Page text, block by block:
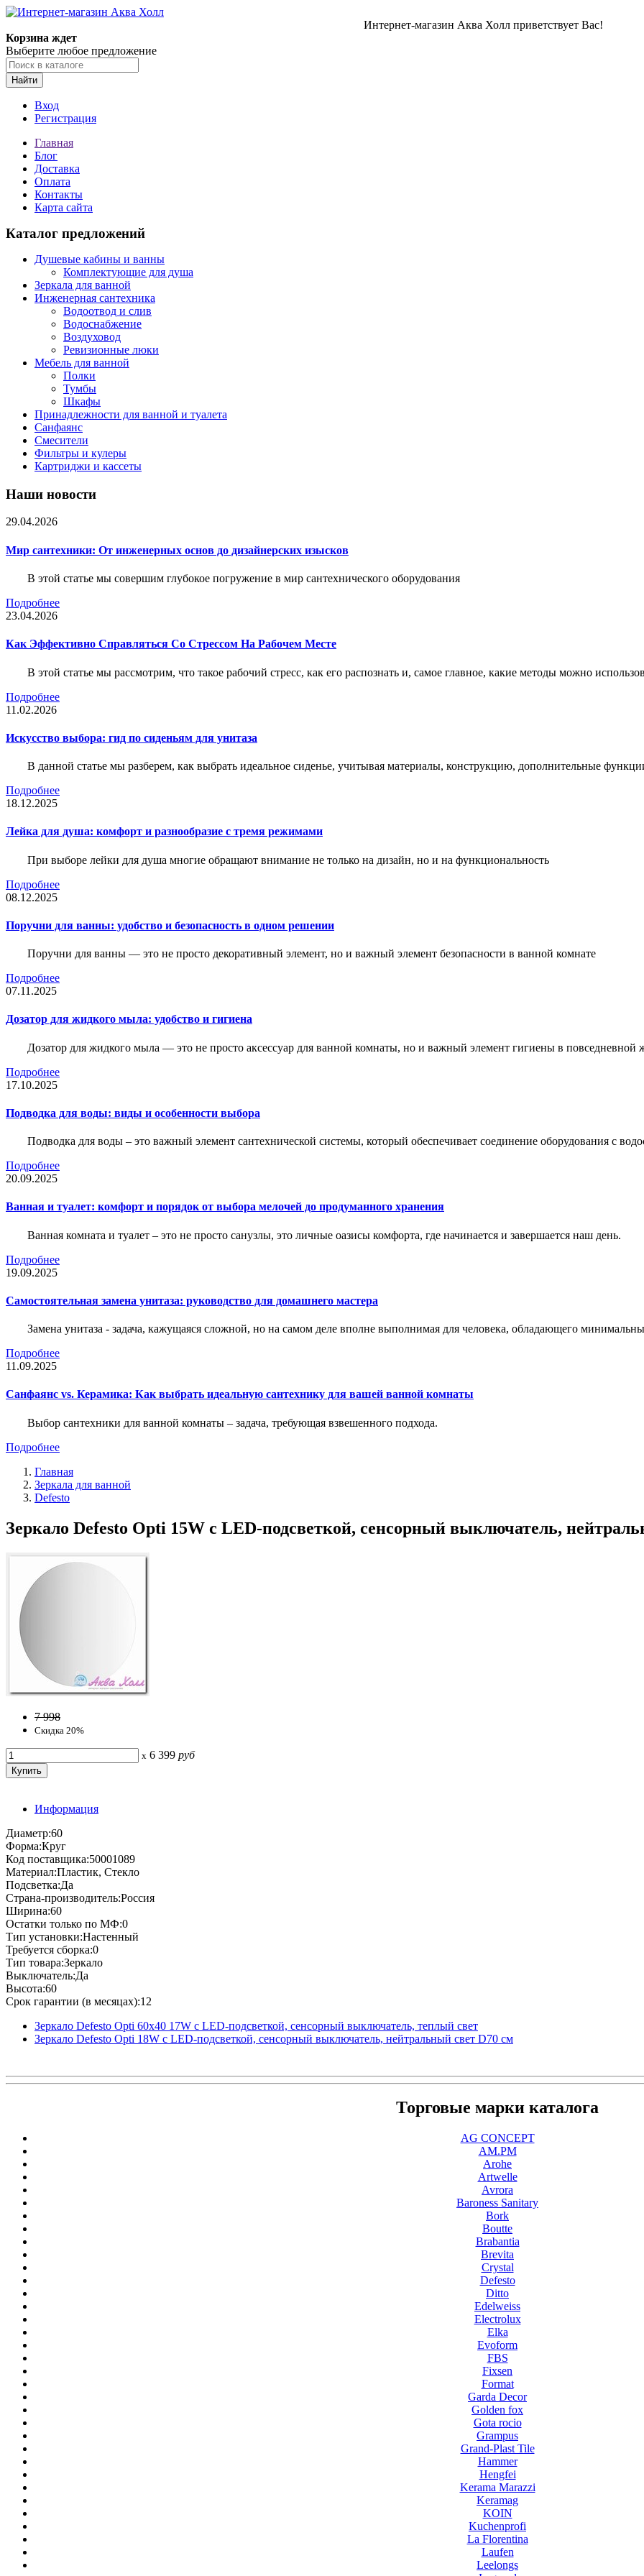
Интернет-магазин Аква Холл приветствует Вас!
Корзина ждет
Выберите любое предложение
Найти
Вход
Регистрация
Главная
Блог
Доставка
Оплата
Контакты
Карта сайта
Каталог предложений
Душевые кабины и ванны
Комплектующие для душа
Зеркала для ванной
Инженерная сантехника
Водоотвод и слив
Водоснабжение
Воздуховод
Ревизионные люки
Мебель для ванной
Полки
Тумбы
Шкафы
Принадлежности для ванной и туалета
Санфаянс
Смесители
Фильтры и кулеры
Картриджи и кассеты
Наши новости
29.04.2026
Мир сантехники: От инженерных основ до дизайнерских изысков
В этой статье мы совершим глубокое погружение в мир сантехнического оборудования
Подробнее
23.04.2026
Как Эффективно Справляться Со Стрессом На Рабочем Месте
В этой статье мы рассмотрим, что такое рабочий стресс, как его распознать и, самое главное, какие методы можно
Подробнее
11.02.2026
Искусство выбора: гид по сиденьям для унитаза
В данной статье мы разберем, как выбрать идеальное сиденье, учитывая материалы, конструкцию, дополнительные
Подробнее
18.12.2025
Лейка для душа: комфорт и разнообразие с тремя режимами
При выборе лейки для душа многие обращают внимание не только на дизайн, но и на функциональность
Подробнее
08.12.2025
Поручни для ванны: удобство и безопасность в одном решении
Поручни для ванны — это не просто декоративный элемент, но и важный элемент безопасности в ванной комнате
Подробнее
07.11.2025
Дозатор для жидкого мыла: удобство и гигиена
Дозатор для жидкого мыла — это не просто аксессуар для ванной комнаты, но и важный элемент гигиены в повседневной
Подробнее
17.10.2025
Подводка для воды: виды и особенности выбора
Подводка для воды – это важный элемент сантехнической системы, который обеспечивает соединение оборудования с
Подробнее
20.09.2025
Ванная и туалет: комфорт и порядок от выбора мелочей до продуманного хранения
Ванная комната и туалет – это не просто санузлы, это личные оазисы комфорта, где начинается и завершается наш день.
Подробнее
19.09.2025
Самостоятельная замена унитаза: руководство для домашнего мастера
Замена унитаза - задача, кажущаяся сложной, но на самом деле вполне выполнимая для человека, обладающего
Подробнее
11.09.2025
Санфаянс vs. Керамика: Как выбрать идеальную сантехнику для вашей ванной комнаты
Выбор сантехники для ванной комнаты – задача, требующая взвешенного подхода.
Подробнее
Главная
Зеркала для ванной
Defesto
Зеркало Defesto Opti 15W с LED-подсветкой, сенсорный выключатель,
7 998
Скидка 20%
x 6 399 руб
Информация
Диаметр:60
Форма:Круг
Код поставщика:50001089
Материал:Пластик, Стекло
Подсветка:Да
Страна-производитель:Россия
Ширина:60
Остатки только по МФ:0
Тип установки:Настенный
Требуется сборка:0
Тип товара:Зеркало
Выключатель:Да
Высота:60
Срок гарантии (в месяцах):12
Зеркало Defesto Opti 60x40 17W с LED-подсветкой, сенсорный выключатель, теплый свет
Зеркало Defesto Opti 18W с LED-подсветкой, сенсорный выключатель, нейтральный свет D70 см
Торговые марки каталога
AG CONCEPT
AM.PM
Arohe
Artwelle
Avrora
Baroness Sanitary
Bork
Boutte
Brabantia
Brevita
Crystal
Defesto
Ditto
Edelweiss
Electrolux
Elka
Evoform
FBS
Fixsen
Format
Garda Decor
Golden fox
Gota rocio
Grampus
Grand-Plast Tile
Hammer
Hengfei
Kerama Marazzi
Keramag
KOIN
Kuchenprofi
La Florentina
Laufen
Leelongs